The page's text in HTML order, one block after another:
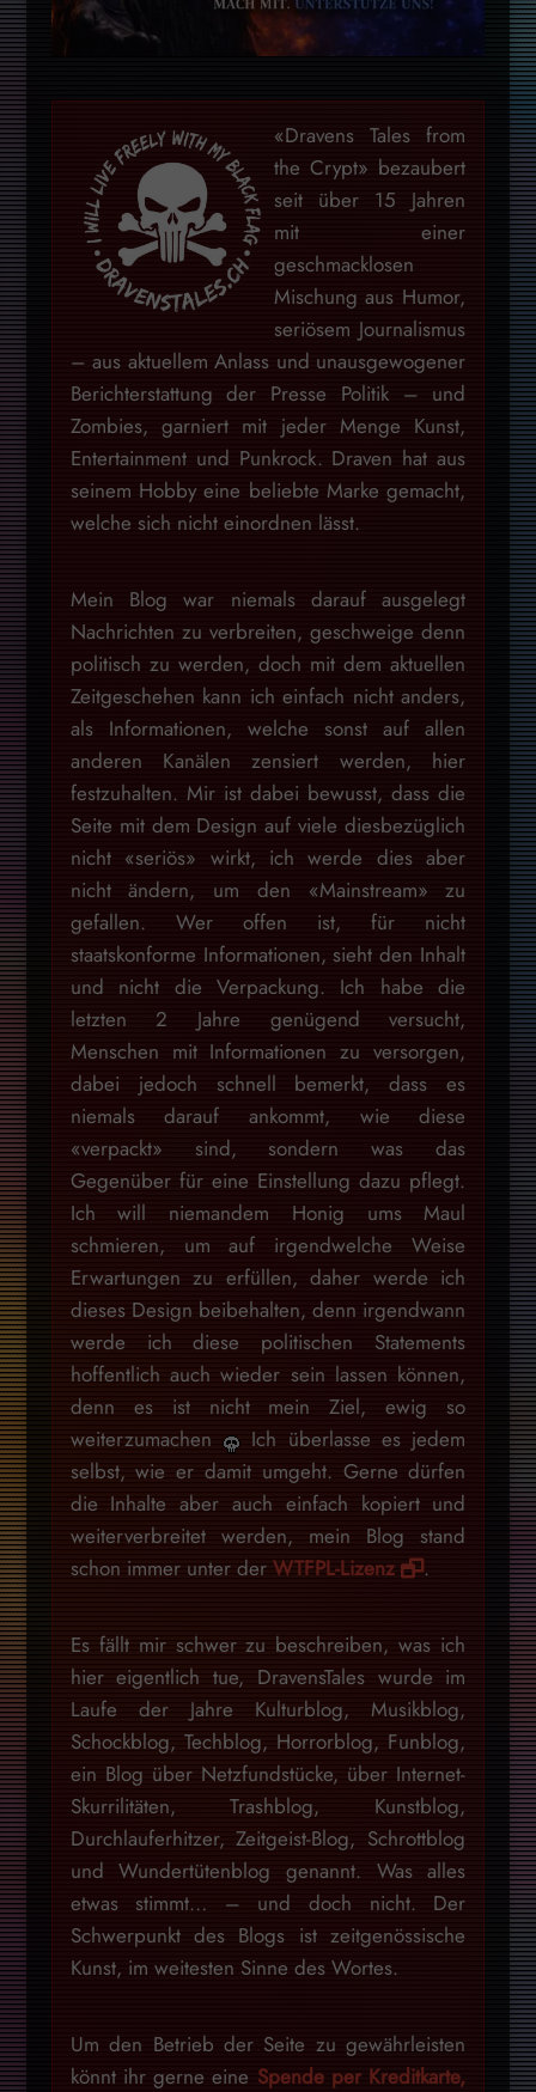
«Dravens Tales from
the Crypt» bezaubert
seit über 15 Jahren
mit einer
geschmacklosen
Mischung aus Humor,
seriösem Journalismus
– aus aktuellem Anlass und unausgewogener
Berichterstattung der Presse Politik – und
Zombies, garniert mit jeder Menge Kunst,
Entertainment und Punkrock. Draven hat aus
seinem Hobby eine beliebte Marke gemacht,
welche sich nicht einordnen lässt.
Mein Blog war niemals darauf ausgelegt
Nachrichten zu verbreiten, geschweige denn
politisch zu werden, doch mit dem aktuellen
Zeitgeschehen kann ich einfach nicht anders,
als Informationen, welche sonst auf allen
anderen Kanälen zensiert werden, hier
festzuhalten. Mir ist dabei bewusst, dass die
Seite mit dem Design auf viele diesbezüglich
nicht «seriös» wirkt, ich werde dies aber
nicht ändern, um den «Mainstream» zu
gefallen. Wer offen ist, für nicht
staatskonforme Informationen, sieht den Inhalt
und nicht die Verpackung. Ich habe die
letzten 2 Jahre genügend versucht,
Menschen mit Informationen zu versorgen,
dabei jedoch schnell bemerkt, dass es
niemals darauf ankommt, wie diese
«verpackt» sind, sondern was das
Gegenüber für eine Einstellung dazu pflegt.
Ich will niemandem Honig ums Maul
schmieren, um auf irgendwelche Weise
Erwartungen zu erfüllen, daher werde ich
dieses Design beibehalten, denn irgendwann
werde ich diese politischen Statements
hoffentlich auch wieder sein lassen können,
denn es ist nicht mein Ziel, ewig so
weiterzumachen
Ich überlasse es jedem
selbst, wie er damit umgeht. Gerne dürfen
die Inhalte aber auch einfach kopiert und
weiterverbreitet werden, mein Blog stand
schon immer unter der WTFPL-Lizenz .
Es fällt mir schwer zu beschreiben, was ich
hier eigentlich tue, DravensTales wurde im
Laufe der Jahre Kulturblog, Musikblog,
Schockblog, Techblog, Horrorblog, Funblog,
ein Blog über Netzfundstücke, über Internet-
Skurrilitäten, Trashblog, Kunstblog,
Durchlauferhitzer, Zeitgeist-Blog, Schrottblog
und Wundertütenblog genannt. Was alles
etwas stimmt… – und doch nicht. Der
Schwerpunkt des Blogs ist zeitgenössische
Kunst, im weitesten Sinne des Wortes.
Um den Betrieb der Seite zu gewährleisten
könnt ihr gerne eine Spende per Kreditkarte,